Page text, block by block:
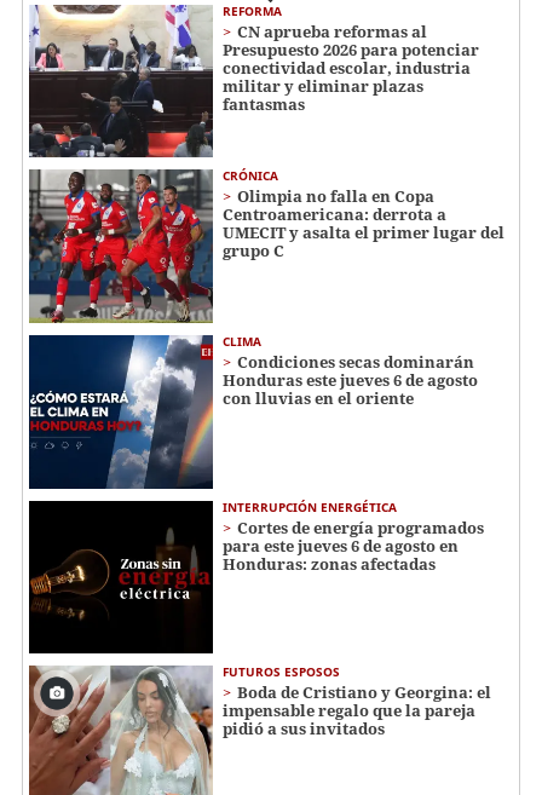
REFORMA
CN aprueba reformas al
Presupuesto 2026 para potenciar
conectividad escolar, industria
militar y eliminar plazas
fantasmas
CRÓNICA
Olimpia no falla en Copa
Centroamericana: derrota a
UMECIT y asalta el primer lugar del
grupo C
CLIMA
Condiciones secas dominarán
Honduras este jueves 6 de agosto
con lluvias en el oriente
INTERRUPCIÓN ENERGÉTICA
Cortes de energía programados
para este jueves 6 de agosto en
Honduras: zonas afectadas
FUTUROS ESPOSOS
Boda de Cristiano y Georgina: el
impensable regalo que la pareja
pidió a sus invitados